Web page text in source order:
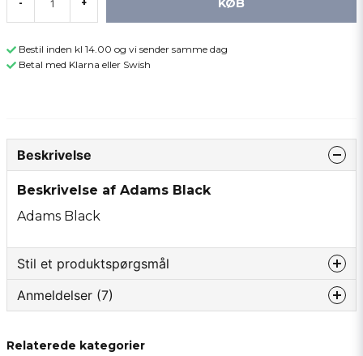
- +
Bestil inden kl 14.00 og vi sender samme dag
Betal med Klarna eller Swish
Beskrivelse
Beskrivelse af Adams Black
Adams Black
Stil et produktspørgsmål
question
Spørg os om noget om dette produkt...
Anmeldelser (7)
Ove
Relaterede kategorier